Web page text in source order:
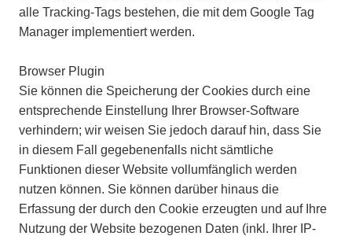
alle Tracking-Tags bestehen, die mit dem Google Tag
Manager implementiert werden.
Browser Plugin
Sie können die Speicherung der Cookies durch eine
entsprechende Einstellung Ihrer Browser-Software
verhindern; wir weisen Sie jedoch darauf hin, dass Sie
in diesem Fall gegebenenfalls nicht sämtliche
Funktionen dieser Website vollumfänglich werden
nutzen können. Sie können darüber hinaus die
Erfassung der durch den Cookie erzeugten und auf Ihre
Nutzung der Website bezogenen Daten (inkl. Ihrer IP-